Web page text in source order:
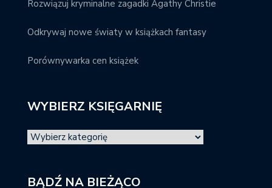
Rozwiązuj kryminalne zagadki Agathy Christie
Odkrywaj nowe światy w książkach fantasy
Porównywarka cen książek
WYBIERZ KSIĘGARNIĘ
BĄDŹ NA BIEŻĄCO